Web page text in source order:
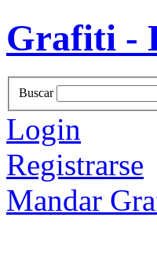
Grafiti -
Buscar
Login
Registrarse
Mandar